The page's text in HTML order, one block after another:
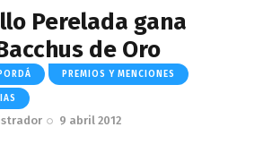
Perelada gana
de Oro
PREMIOS Y MENCIONES
9 abril 2012